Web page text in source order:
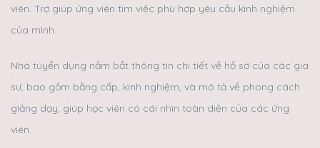
viên. Trợ giúp ứng viên tìm việc phù hợp yêu cầu kình nghiệm
của mình.
Nhà tuyển dụng nắm bắt thông tin chi tiết về hồ sơ của các gia
sư, bao gồm bằng cấp, kinh nghiệm, và mô tả về phong cách
giảng dạy, giúp học viên có cái nhìn toàn diện của các ứng
viên.